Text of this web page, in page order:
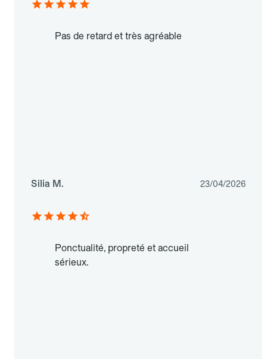
Pas de retard et très agréable
Silia M. 23/04/2026
Ponctualité, propreté et accueil
sérieux.